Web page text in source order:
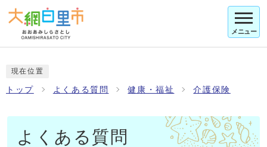
メニュー
現在位置
トップ よくある質問 健康・福祉 介護保険
よくある質問